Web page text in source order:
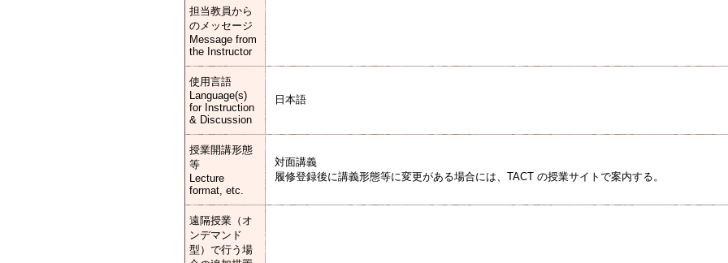
担当教員から
のメッセージ
Message from
the Instructor
使用言語
Language(s)
for Instruction
& Discussion
日本語
授業開講形態
等
Lecture
format, etc.
対面講義
履修登録後に講義形態等に変更がある場合には、TACT の授業サイトで案内する。
遠隔授業（オ
ンデマンド
型）で行う場